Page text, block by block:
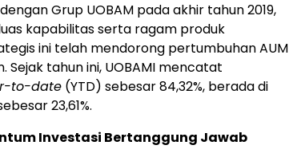
Grup UOBAM pada akhir tahun 2019,
kapabilitas serta ragam produk
ini telah mendorong pertumbuhan AUM
Sejak tahun ini, UOBAMI mencatat
to-date (YTD) sebesar 84,32%, berada di
23,61%.
Investasi Bertanggung Jawab